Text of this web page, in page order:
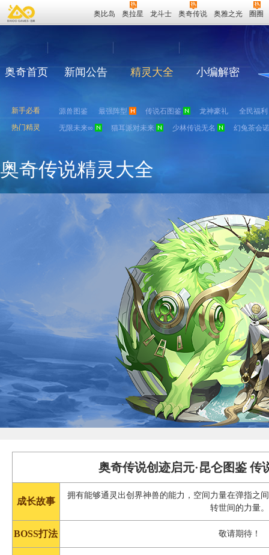
奥比岛 奥拉星 龙斗士 奥奇传说 奥雅之光 圈圈
奥奇首页 新闻公告 精灵大全 小编解密
新手必看 源兽图鉴 最强阵型 传说石图鉴 龙神豪礼
全民福利
热门精灵
无限未来∞ 猫耳派对未来 少林传说无名 幻兔茶会
奥奇传说精灵大全
奥奇传说创迹启元·昆仑图鉴 传
成长故事
拥有能够通灵出创界神兽的能力，空间力量在弹指之
转世间的力量。
BOSS打法 敬请期待！